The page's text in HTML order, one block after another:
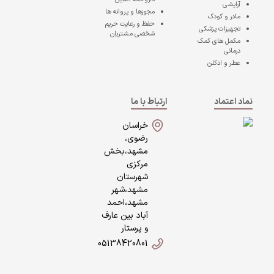
آرایشی
مادر و کودک
تجهیزات پزشکی
مکمل های کمک
درمانی
عطر و ادکلن
مجوزها و پروانه ها
حفظ و رعایت حریم
شخصی مشتریان
نماد اعتماد
ارتباط با ما
خراسان
رضوی،
مشهد،بخش
مرکزی
شهرستان
مشهد،شهر
مشهد،احمد
آباد بین عارف
و پرستار
05138420801